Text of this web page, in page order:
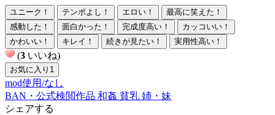
ユニーク！ テンポよし！ エロい！
最高に笑えた！
感動した！
面白かった！ 完成度高い！
カッコいい！
かわいい！
キレイ！ 続きが見たい！ 実用性高い！
(3 いいね)
お気に入り 1
mod使用/なし
BAN・公式検閲作品 和姦 貧乳 姉・妹
シェアする